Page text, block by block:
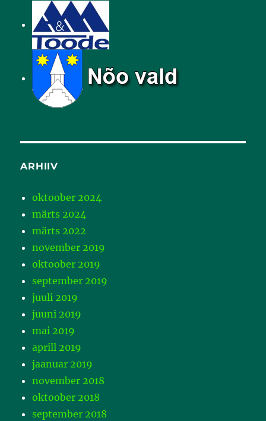
ARHIIV
oktoober 2024
märts 2024
märts 2022
november 2019
oktoober 2019
september 2019
juuli 2019
juuni 2019
mai 2019
aprill 2019
jaanuar 2019
november 2018
oktoober 2018
september 2018